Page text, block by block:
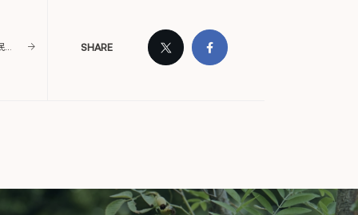
YouTube動画「【神戸】耐震性に優れた古民家リノベーション【河原工房】23」を公開しました。 SHARE